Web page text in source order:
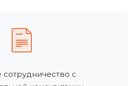
сотрудничество с